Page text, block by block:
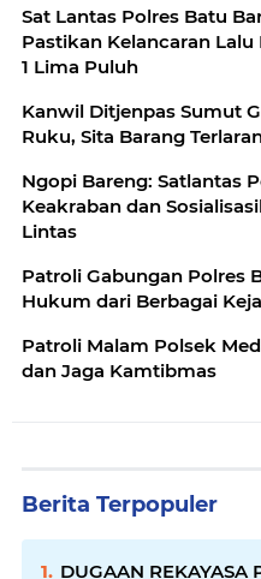
Sat Lantas Polres Batu
Pastikan Kelancaran Lalu
1 Lima Puluh
Kanwil Ditjenpas Sumut
Ruku, Sita Barang
Ngopi Bareng: Satlantas
Keakraban dan
Lintas
Patroli Gabungan Polres
Hukum dari Berbagai
Patroli Malam Polsek
dan Jaga Kamtibmas
Berita Terpopuler
DUGAAN REKAYASA